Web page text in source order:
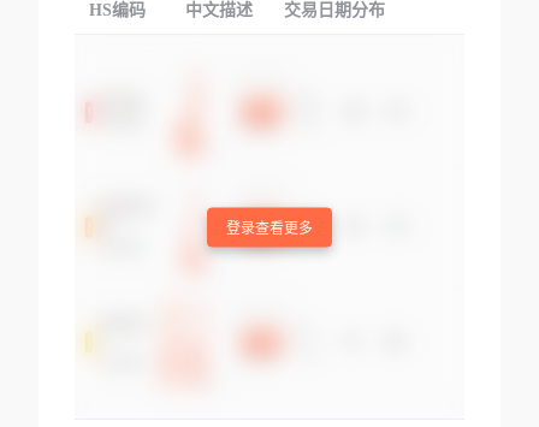
HS编码 中文描述 交易日期分布
登录查看更多